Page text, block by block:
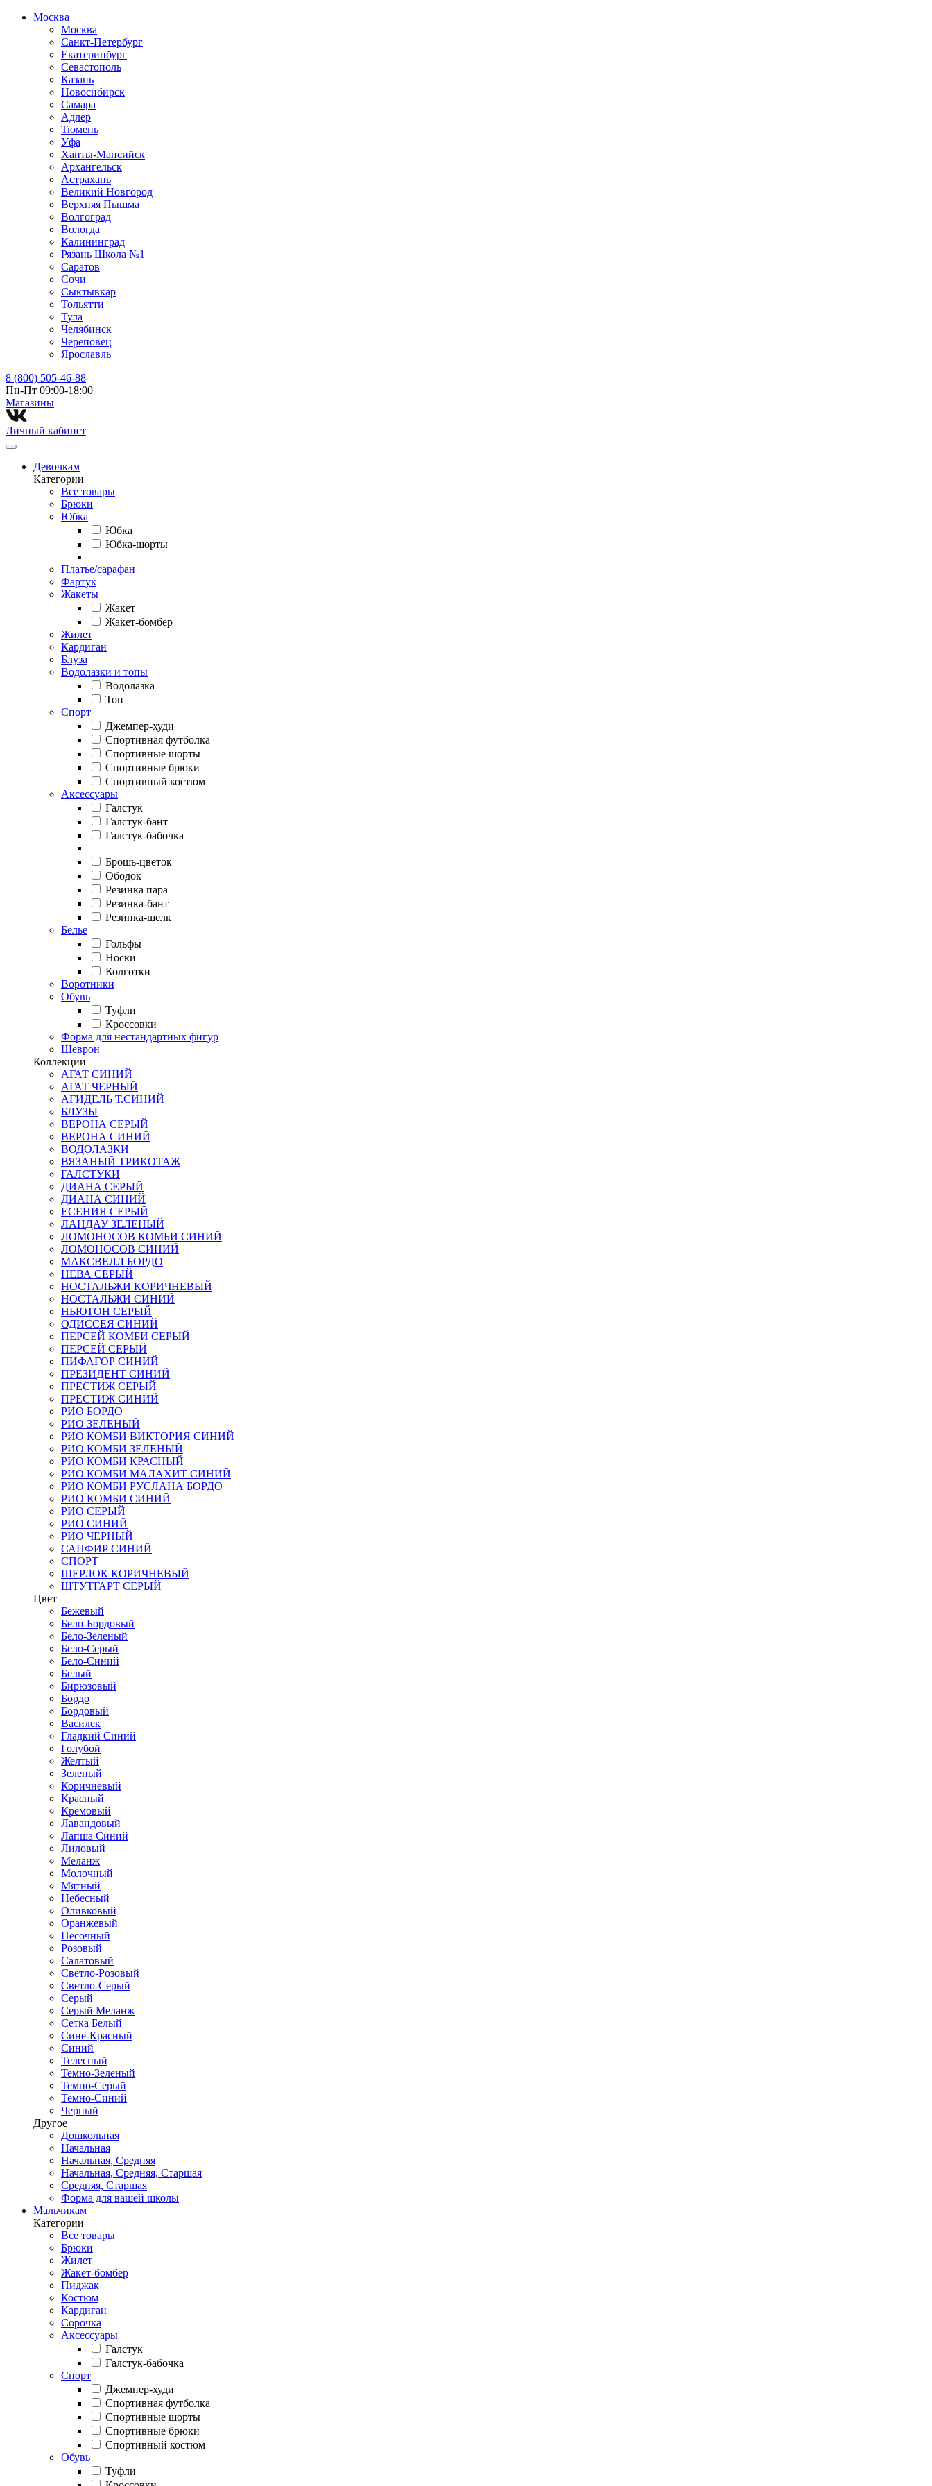
Москва
Москва
Санкт-Петербург
Екатеринбург
Севастополь
Казань
Новосибирск
Самара
Адлер
Тюмень
Уфа
Ханты-Мансийск
Архангельск
Астрахань
Великий Новгород
Верхняя Пышма
Волгоград
Вологда
Калининград
Рязань Школа №1
Саратов
Сочи
Сыктывкар
Тольятти
Тула
Челябинск
Череповец
Ярославль
8 (800) 505-46-88
Пн-Пт 09:00-18:00
Магазины⁠
Личный кабинет
Девочкам
Категории
Все товары
Брюки
Юбка
Юбка
Юбка-шорты
Платье/сарафан
Фартук
Жакеты
Жакет
Жакет-бомбер
Жилет
Кардиган
Блуза
Водолазки и топы
Водолазка
Топ
Спорт
Джемпер-худи
Спортивная футболка
Спортивные шорты
Спортивные брюки
Спортивный костюм
Аксессуары
Галстук
Галстук-бант
Галстук-бабочка
Брошь-цветок
Ободок
Резинка пара
Резинка-бант
Резинка-шелк
Белье
Гольфы
Носки
Колготки
Воротники
Обувь
Туфли
Кроссовки
Форма для нестандартных фигур
Шеврон
Коллекции
АГАТ СИНИЙ
АГАТ ЧЕРНЫЙ
АГИДЕЛЬ Т.СИНИЙ
БЛУЗЫ
ВЕРОНА СЕРЫЙ
ВЕРОНА СИНИЙ
ВОДОЛАЗКИ
ВЯЗАНЫЙ ТРИКОТАЖ
ГАЛСТУКИ
ДИАНА СЕРЫЙ
ДИАНА СИНИЙ
ЕСЕНИЯ СЕРЫЙ
ЛАНДАУ ЗЕЛЕНЫЙ
ЛОМОНОСОВ КОМБИ СИНИЙ
ЛОМОНОСОВ СИНИЙ
МАКСВЕЛЛ БОРДО
НЕВА СЕРЫЙ
НОСТАЛЬЖИ КОРИЧНЕВЫЙ
НОСТАЛЬЖИ СИНИЙ
НЬЮТОН СЕРЫЙ
ОДИССЕЯ СИНИЙ
ПЕРСЕЙ КОМБИ СЕРЫЙ
ПЕРСЕЙ СЕРЫЙ
ПИФАГОР СИНИЙ
ПРЕЗИДЕНТ СИНИЙ
ПРЕСТИЖ СЕРЫЙ
ПРЕСТИЖ СИНИЙ
РИО БОРДО
РИО ЗЕЛЕНЫЙ
РИО КОМБИ ВИКТОРИЯ СИНИЙ
РИО КОМБИ ЗЕЛЕНЫЙ
РИО КОМБИ КРАСНЫЙ
РИО КОМБИ МАЛАХИТ СИНИЙ
РИО КОМБИ РУСЛАНА БОРДО
РИО КОМБИ СИНИЙ
РИО СЕРЫЙ
РИО СИНИЙ
РИО ЧЕРНЫЙ
САПФИР СИНИЙ
СПОРТ
ШЕРЛОК КОРИЧНЕВЫЙ
ШТУТГАРТ СЕРЫЙ
Цвет
Бежевый
Бело-Бордовый
Бело-Зеленый
Бело-Серый
Бело-Синий
Белый
Бирюзовый
Бордо
Бордовый
Василек
Гладкий Синий
Голубой
Желтый
Зеленый
Коричневый
Красный
Кремовый
Лавандовый
Лапша Синий
Лиловый
Меланж
Молочный
Мятный
Небесный
Оливковый
Оранжевый
Песочный
Розовый
Салатовый
Светло-Розовый
Светло-Серый
Серый
Серый Меланж
Сетка Белый
Сине-Красный
Синий
Телесный
Темно-Зеленый
Темно-Серый
Темно-Синий
Черный
Другое
Дошкольная
Начальная
Начальная, Средняя
Начальная, Средняя, Старшая
Средняя, Старшая
Форма для вашей школы
Мальчикам
Категории
Все товары
Брюки
Жилет
Жакет-бомбер
Пиджак
Костюм
Кардиган
Сорочка
Аксессуары
Галстук
Галстук-бабочка
Спорт
Джемпер-худи
Спортивная футболка
Спортивные шорты
Спортивные брюки
Спортивный костюм
Обувь
Туфли